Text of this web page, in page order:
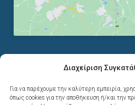
Διαχείριση
Για να παρέχουμε την καλύτερη εμπειρία,
όπως cookies για την αποθήκευση ή/και την
G-Web Solutions